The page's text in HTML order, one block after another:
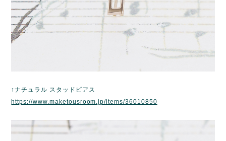
↑ナチュラル スタッドピアス
https://www.maketousroom.jp/items/36010850